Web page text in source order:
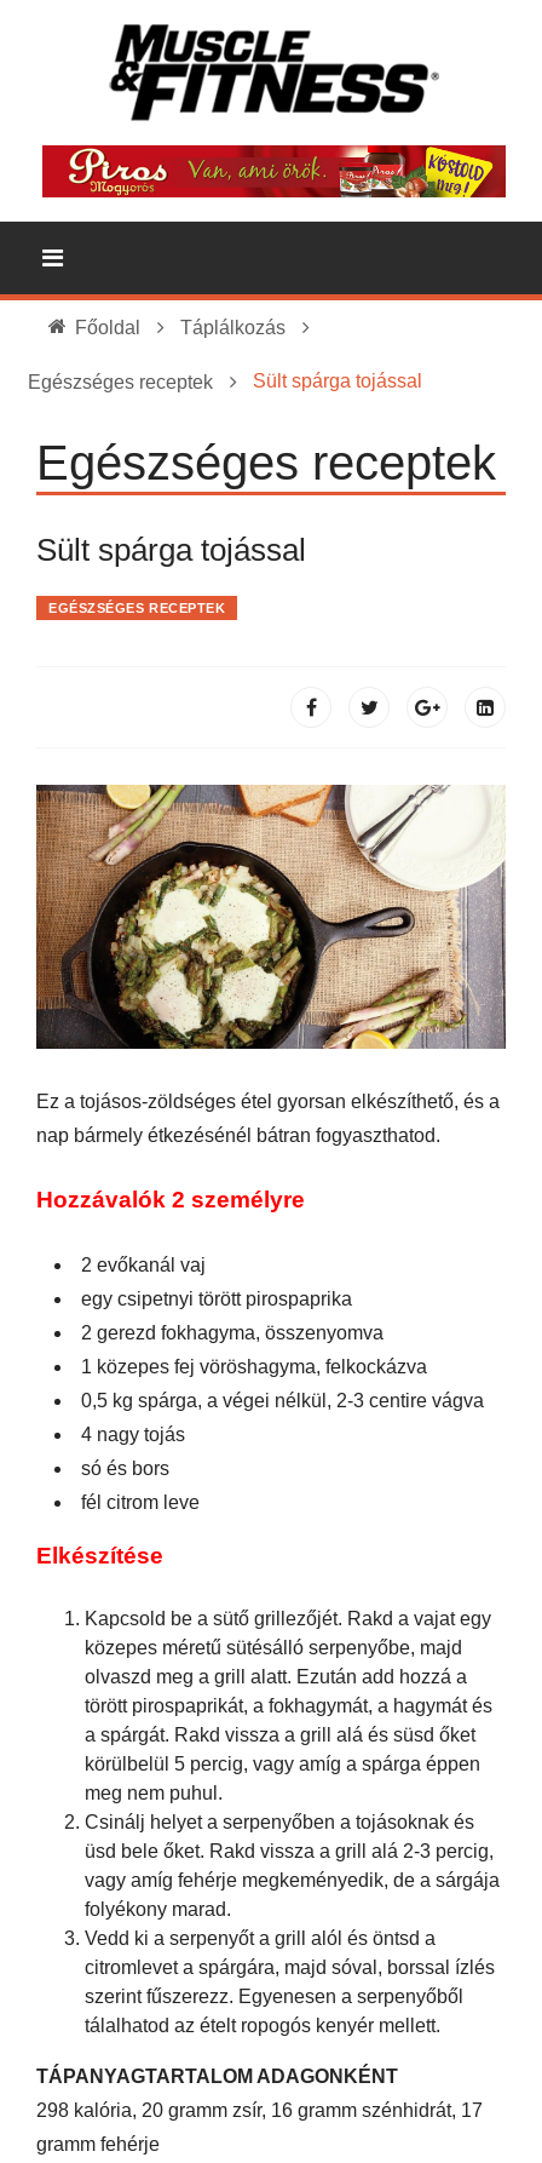
Főoldal Táplálkozás
Egészséges receptek Sült spárga tojással
Egészséges receptek
Sült spárga tojással
EGÉSZSÉGES RECEPTEK
Ez a tojásos-zöldséges étel gyorsan elkészíthető, és a
nap bármely étkezésénél bátran fogyaszthatod.
Hozzávalók 2 személyre
2 evőkanál vaj
egy csipetnyi törött pirospaprika
2 gerezd fokhagyma, összenyomva
1 közepes fej vöröshagyma, felkockázva
0,5 kg spárga, a végei nélkül, 2-3 centire vágva
4 nagy tojás
só és bors
fél citrom leve
Elkészítése
Kapcsold be a sütő grillezőjét. Rakd a vajat egy
közepes méretű sütésálló serpenyőbe, majd
olvaszd meg a grill alatt. Ezután add hozzá a
törött pirospaprikát, a fokhagymát, a hagymát és
a spárgát. Rakd vissza a grill alá és süsd őket
körülbelül 5 percig, vagy amíg a spárga éppen
meg nem puhul.
Csinálj helyet a serpenyőben a tojásoknak és
üsd bele őket. Rakd vissza a grill alá 2-3 percig,
vagy amíg fehérje megkeményedik, de a sárgája
folyékony marad.
Vedd ki a serpenyőt a grill alól és öntsd a
citromlevet a spárgára, majd sóval, borssal ízlés
szerint fűszerezz. Egyenesen a serpenyőből
tálalhatod az ételt ropogós kenyér mellett.
TÁPANYAGTARTALOM ADAGONKÉNT
298 kalória, 20 gramm zsír, 16 gramm szénhidrát, 17
gramm fehérje